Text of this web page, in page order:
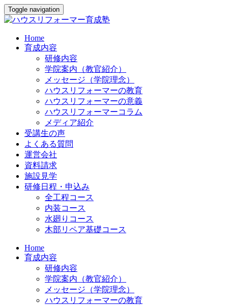
Toggle navigation
Home
育成内容
研修内容
学院案内（教官紹介）
メッセージ（学院理念）
ハウスリフォーマーの教育
ハウスリフォーマーの意義
ハウスリフォーマーコラム
メディア紹介
受講生の声
よくある質問
運営会社
資料請求
施設見学
研修日程・申込み
全工程コース
内装コース
水廻りコース
木部リペア基礎コース
Home
育成内容
研修内容
学院案内（教官紹介）
メッセージ（学院理念）
ハウスリフォーマーの教育